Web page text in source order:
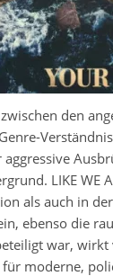
den
aggressive
LIKE WE
als auch in
ebenso die
war, wirkt
moderne,